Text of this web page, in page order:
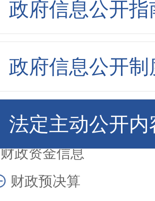
政府信息公开指
政府信息公开制
法定主动公开内
政府公报
规划计划
统计信息
审计信息
政府工作报告
财政资金信息
财政预决算